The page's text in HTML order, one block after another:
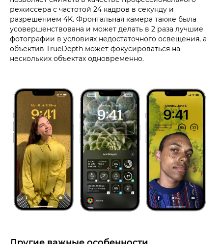
режиссера с частотой 24 кадров в секунду и
разрешением 4K. Фронтальная камера также была
усовершенствована и может делать в 2 раза лучшие
фотографии в условиях недостаточного освещения, а
объектив TrueDepth может фокусироваться на
нескольких объектах одновременно.